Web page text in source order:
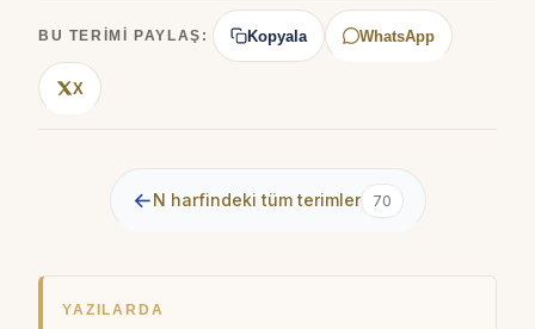
BU TERIMI PAYLAŞ: Kopyala WhatsApp
X
←N harfindeki tüm terimler 70
YAZILARDA